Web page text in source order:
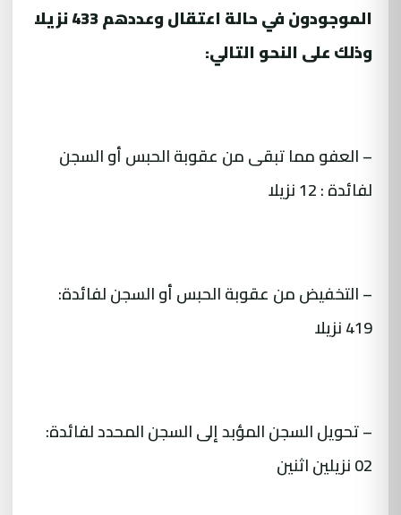
الموجودون في حالة اعتقال وعددهم 433 نزيلا
وذلك على النحو التالي:
– العفو مما تبقى من عقوبة الحبس أو السجن
لفائدة : 12 نزيلا
– التخفيض من عقوبة الحبس أو السجن لفائدة:
419 نزيلا
– تحويل السجن المؤبد إلى السجن المحدد لفائدة:
02 نزيلين اثنين